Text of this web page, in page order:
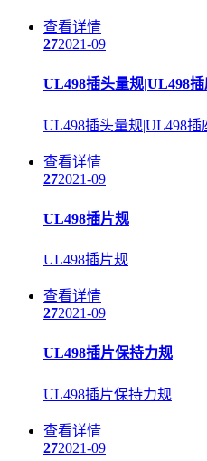
查看详情
272021-09
UL498插头量规|UL498
UL498插头量规|UL498
查看详情
272021-09
UL498插片规
UL498插片规
查看详情
272021-09
UL498插片保持力规
UL498插片保持力规
查看详情
272021-09